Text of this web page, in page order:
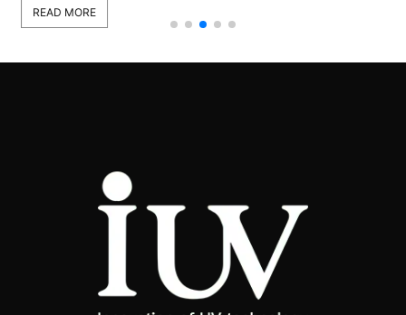
READ MORE